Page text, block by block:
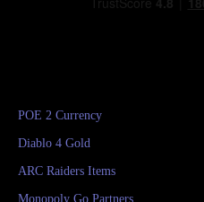
POE 2 Currency
Diablo 4 Gold
ARC Raiders Items
Monopoly Go Partners